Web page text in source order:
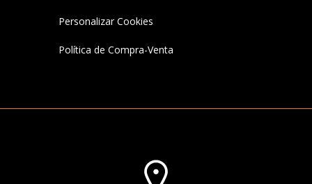
Personalizar Cookies
Política de Compra-Venta